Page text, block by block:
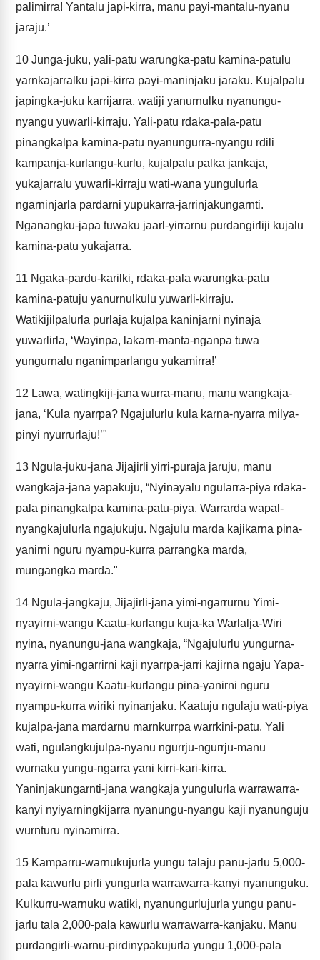
palimirra! Yantalu japi-kirra, manu payi-mantalu-nyanu
jaraju.’
10 Junga-juku, yali-patu warungka-patu kamina-patulu
yarnkajarralku japi-kirra payi-maninjaku jaraku. Kujalpalu
japingka-juku karrijarra, watiji yanurnulku nyanungu-
nyangu yuwarli-kirraju. Yali-patu rdaka-pala-patu
pinangkalpa kamina-patu nyanungurra-nyangu rdili
kampanja-kurlangu-kurlu, kujalpalu palka jankaja,
yukajarralu yuwarli-kirraju wati-wana yungulurla
ngarninjarla pardarni yupukarra-jarrinjakungarnti.
Nganangku-japa tuwaku jaarl-yirrarnu purdangirliji kujalu
kamina-patu yukajarra.
11 Ngaka-pardu-karilki, rdaka-pala warungka-patu
kamina-patuju yanurnulkulu yuwarli-kirraju.
Watikijilpalurla purlaja kujalpa kaninjarni nyinaja
yuwarlirla, ‘Wayinpa, lakarn-manta-nganpa tuwa
yungurnalu nganimparlangu yukamirra!’
12 Lawa, watingkiji-jana wurra-manu, manu wangkaja-
jana, ‘Kula nyarrpa? Ngajulurlu kula karna-nyarra milya-
pinyi nyurrurlaju!’"
13 Ngula-juku-jana Jijajirli yirri-puraja jaruju, manu
wangkaja-jana yapakuju, “Nyinayalu ngularra-piya rdaka-
pala pinangkalpa kamina-patu-piya. Warrarda wapal-
nyangkajulurla ngajukuju. Ngajulu marda kajikarna pina-
yanirni nguru nyampu-kurra parrangka marda,
mungangka marda."
14 Ngula-jangkaju, Jijajirli-jana yimi-ngarrurnu Yimi-
nyayirni-wangu Kaatu-kurlangu kuja-ka Warlalja-Wiri
nyina, nyanungu-jana wangkaja, “Ngajulurlu yungurna-
nyarra yimi-ngarrirni kaji nyarrpa-jarri kajirna ngaju Yapa-
nyayirni-wangu Kaatu-kurlangu pina-yanirni nguru
nyampu-kurra wiriki nyinanjaku. Kaatuju ngulaju wati-piya
kujalpa-jana mardarnu marnkurrpa warrkini-patu. Yali
wati, ngulangkujulpa-nyanu ngurrju-ngurrju-manu
wurnaku yungu-ngarra yani kirri-kari-kirra.
Yaninjakungarnti-jana wangkaja yungulurla warrawarra-
kanyi nyiyarningkijarra nyanungu-nyangu kaji nyanunguju
wurnturu nyinamirra.
15 Kamparru-warnukujurla yungu talaju panu-jarlu 5,000-
pala kawurlu pirli yungurla warrawarra-kanyi nyanunguku.
Kulkurru-warnuku watiki, nyanungurlujurla yungu panu-
jarlu tala 2,000-pala kawurlu warrawarra-kanjaku. Manu
purdangirli-warnu-pirdinypakujurla yungu 1,000-pala